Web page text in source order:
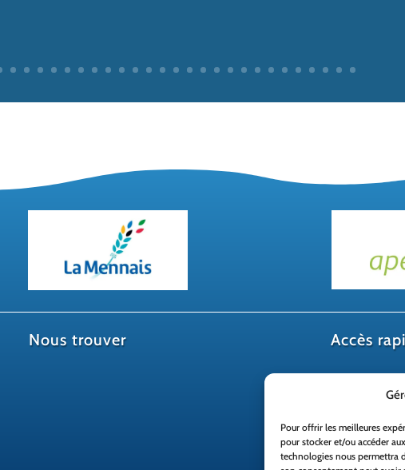
Pour offrir les meilleures
pour stocker et/ou accéder
technologies nous permettra
Nous trouver Accès
Réseau MAT
Clic et Miam